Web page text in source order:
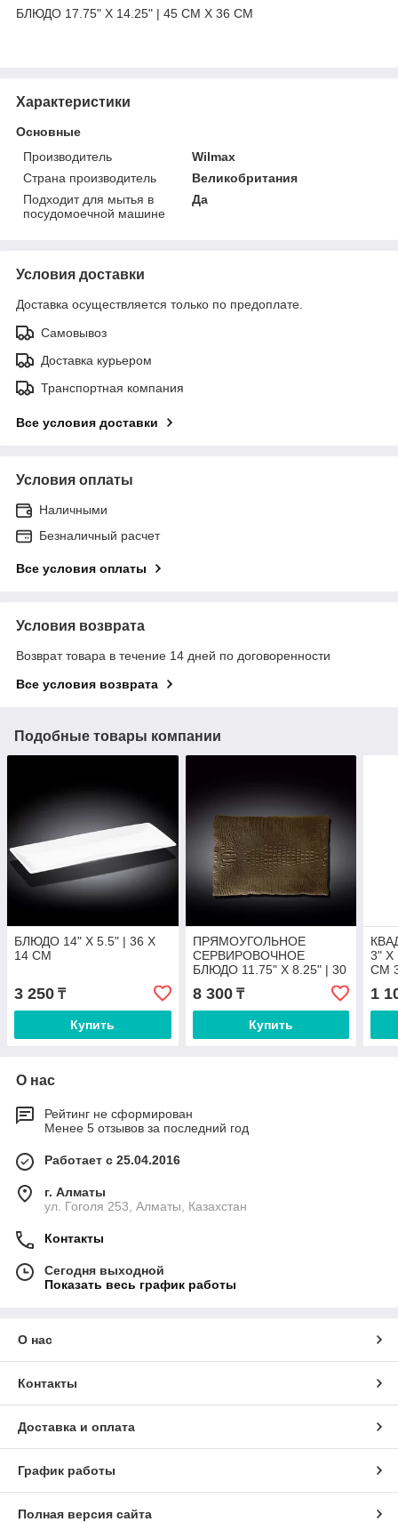
БЛЮДО 17.75" X 14.25" | 45 CM X 36 CM
Характеристики
Основные
Производитель
Wilmax
Страна производитель
Великобритания
Подходит для мытья в
посудомоечной машине
Да
Условия доставки
Доставка осуществляется только по предоплате.
Самовывоз
Доставка курьером
Транспортная компания
Все условия доставки
Условия оплаты
Наличными
Безналичный расчет
Все условия оплаты
Условия возврата
Возврат товара в течение 14 дней по договоренности
Все условия возврата
Подобные товары компании
БЛЮДО 14" X 5.5" | 36 X
14 CM
3 250 ₸
Купить
ПРЯМОУГОЛЬНОЕ
СЕРВИРОВОЧНОЕ
БЛЮДО 11.75" X 8.25" | 30
X 21 CM
8 300₸
Купить
3" X
CM
1
О нас
Рейтинг не сформирован
Менее 5 отзывов за последний год
Работает с 25.04.2016
г. Алматы
ул. Гоголя 253, Алматы, Казахстан
Контакты
Сегодня выходной
Показать весь график работы
О нас
Контакты
Доставка и оплата
График работы
Полная версия сайта